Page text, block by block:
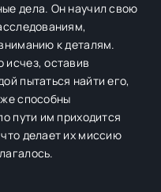
дела. Он научил свою
к деталям.
исчез, оставив
пытаться найти его,
способны
пути им приходится
делает их миссию